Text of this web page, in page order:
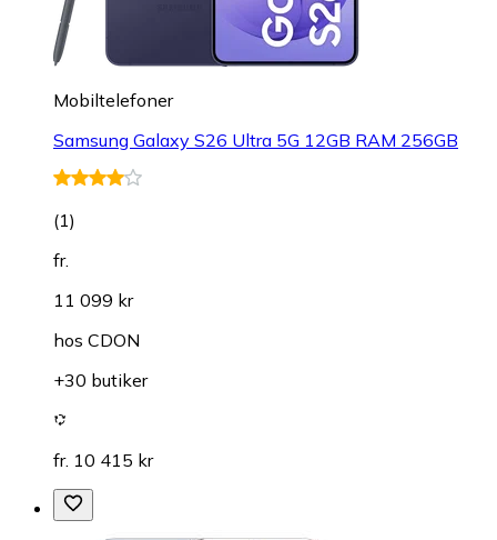
Mobiltelefoner
Samsung Galaxy S26 Ultra 5G 12GB RAM 256GB
(1)
fr.
11 099 kr
hos CDON
+30 butiker
fr. 10 415 kr